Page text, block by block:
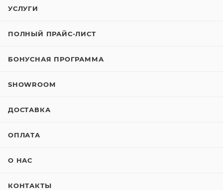
УСЛУГИ
ПОЛНЫЙ ПРАЙС-ЛИСТ
БОНУСНАЯ ПРОГРАММА
SHOWROOM
ДОСТАВКА
ОПЛАТА
О НАС
КОНТАКТЫ